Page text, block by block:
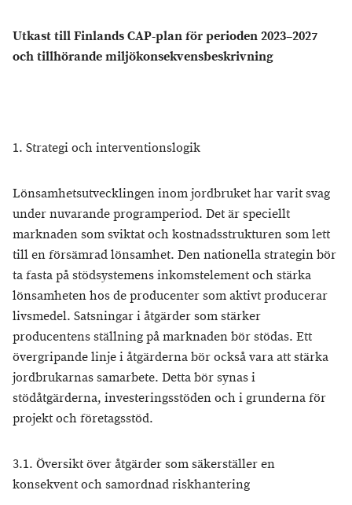
Utkast till Finlands CAP-plan för perioden 2023–2027
och tillhörande miljökonsekvensbeskrivning
1. Strategi och interventionslogik
Lönsamhetsutvecklingen inom jordbruket har varit svag
under nuvarande programperiod. Det är speciellt
marknaden som sviktat och kostnadsstrukturen som lett
till en försämrad lönsamhet. Den nationella strategin bör
ta fasta på stödsystemens inkomstelement och stärka
lönsamheten hos de producenter som aktivt producerar
livsmedel. Satsningar i åtgärder som stärker
producentens ställning på marknaden bör stödas. Ett
övergripande linje i åtgärderna bör också vara att stärka
jordbrukarnas samarbete. Detta bör synas i
stödåtgärderna, investeringsstöden och i grunderna för
projekt och företagsstöd.
3.1. Översikt över åtgärder som säkerställer en
konsekvent och samordnad riskhantering